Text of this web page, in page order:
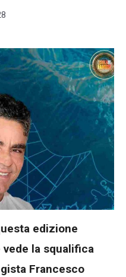
edizione
vede la squalifica
Francesco